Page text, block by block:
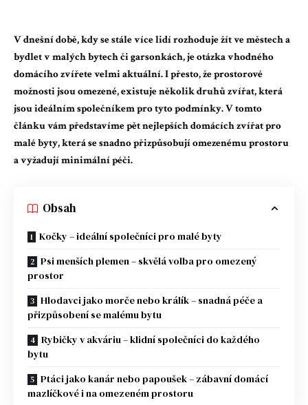
V dnešní době, kdy se stále více lidí rozhoduje žít ve městech a
bydlet v malých bytech či garsonkách, je otázka vhodného
domácího zvířete velmi aktuální. I přesto, že prostorové
možnosti jsou omezené, existuje několik druhů zvířat, která
jsou ideálním společníkem pro tyto podmínky. V tomto
článku vám představíme pět nejlepších domácích zvířat pro
malé byty, která se snadno přizpůsobují omezenému prostoru
a vyžadují minimální péči.
Obsah
Kočky – ideální společníci pro malé byty
Psi menších plemen – skvělá volba pro omezený
prostor
Hlodavci jako morče nebo králík – snadná péče a
přizpůsobení se malému bytu
Rybičky v akváriu – klidní společníci do každého
bytu
Ptáci jako kanár nebo papoušek – zábavní domácí
mazlíčkové i na omezeném prostoru